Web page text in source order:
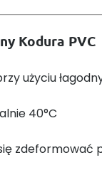
Kodura PVC
użyciu
40°C
zdeformować